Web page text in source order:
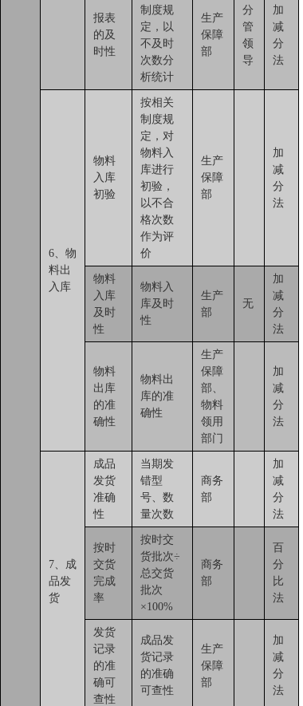
报表
的及
时性
制度规
定，以
不及时
次数分
析统计
生产
保障
部
分
管
领
导
加
减
分
法
6、物
料出
入库
物料
入库
初验
按相关
制度规
定，对
物料入
库进行
初验，
以不合
格次数
作为评
价
生产
保障
部
加
减
分
法
物料
入库
及时
性
物料入
库及时
性
生产
部
无
加
减
分
法
物料
出库
的准
确性
物料出
库的准
确性
生产
保障
部、
物料
领用
部门
加
减
分
法
7、成
品发
货
成品
发货
准确
性
当期发
错型
号、数
量次数
商务
部
加
减
分
法
按时
交货
完成
率
按时交
货批次÷
总交货
批次
×100%
商务
部
百
分
比
法
发货
记录
的准
确可
查性
成品发
货记录
的准确
可查性
生产
保障
部
加
减
分
法